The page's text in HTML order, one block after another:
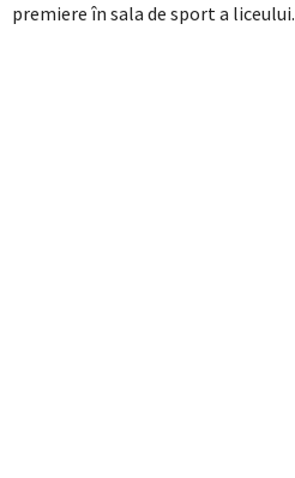
premiere în sala de sport a liceului.